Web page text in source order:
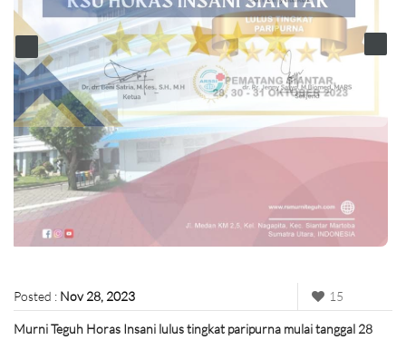
Posted : Nov 28, 2023 15
Murni Teguh Horas Insani lulus tingkat paripurna mulai tanggal 28